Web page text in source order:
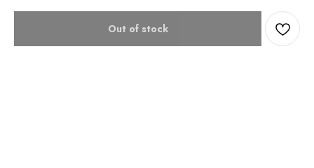
Out of stock